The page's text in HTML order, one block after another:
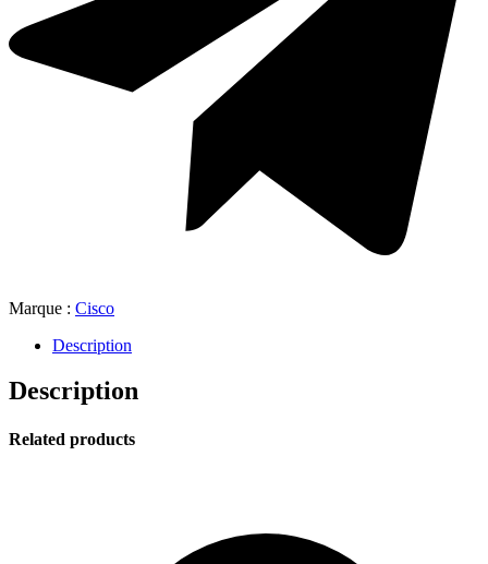
Marque : Cisco
Description
Description
Related products